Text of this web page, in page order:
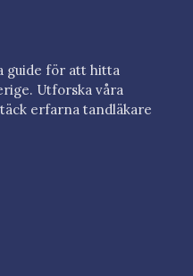
guide för att hitta
Utforska våra
erfarna tandläkare